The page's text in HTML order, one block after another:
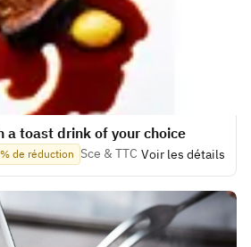
a toast drink of your choice
de réduction Sce & TTC Voir les détails